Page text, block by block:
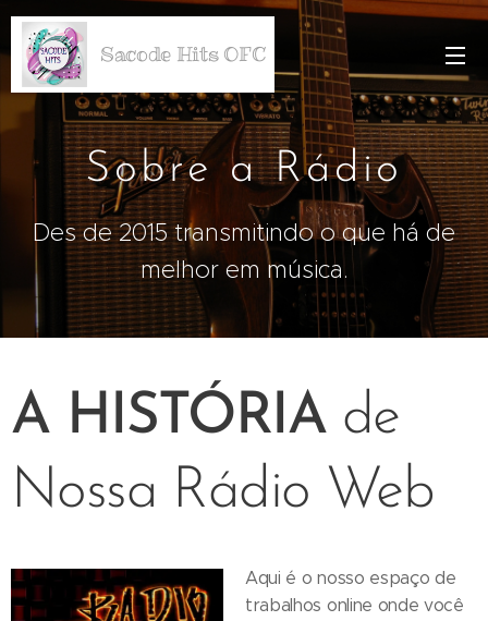
Sacode Hits OFC
Sobre a Rádio
Des de 2015 transmitindo o que há de
melhor em música.
A HISTÓRIAde
Nossa Rádio Web
Aqui é o nosso espaço de
trabalhos online onde você